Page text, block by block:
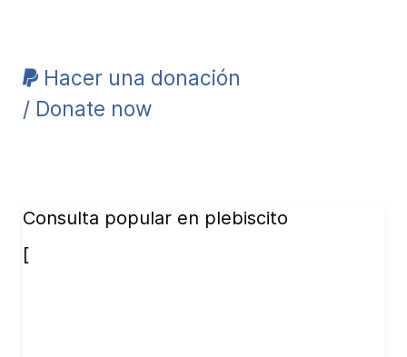
Hacer una donación
/ Donate now
Consulta popular en plebiscito
[